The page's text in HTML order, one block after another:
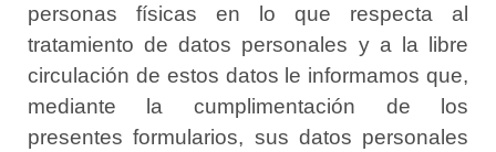
personas físicas en lo que respecta al
tratamiento de datos personales y a la libre
circulación de estos datos le informamos que,
mediante la cumplimentación de los
presentes formularios, sus datos personales